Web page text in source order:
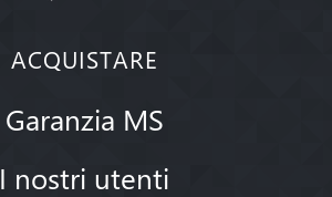
ACQUISTARE
Garanzia MS
I nostri utenti